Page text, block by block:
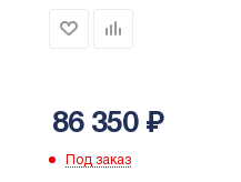
86 350₽
Под заказ